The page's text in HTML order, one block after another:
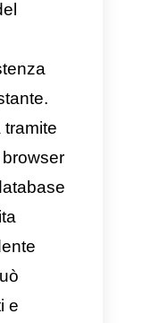
e
volta
la
possibili
CRM.